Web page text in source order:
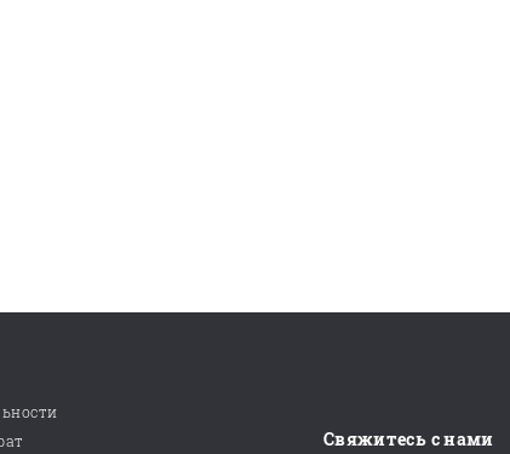
Свяжитесь с нами